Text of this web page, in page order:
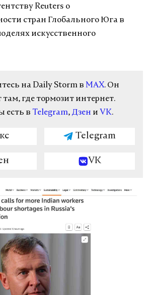
Reuters о
стран Глобального Юга в
искусственного
на Daily Storm в MAX. Он
там, где тормозит интернет.
есть в Telegram, Дзен и VK.
Telegram
VK